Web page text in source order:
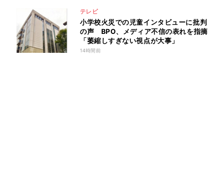
テレビ
小学校火災での児童インタビューに批判
の声 BPO、メディア不信の表れを指摘
「萎縮しすぎない視点が大事」
14時間前